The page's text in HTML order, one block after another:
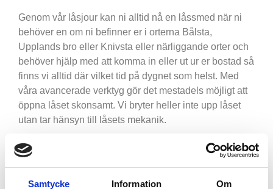
Samtycke Information Om
Genom vår låsjour kan ni alltid nå en låssmed när ni
behöver en om ni befinner er i orterna Bålsta,
Upplands bro eller Knivsta eller närliggande orter och
behöver hjälp med att komma in eller ut ur er bostad så
finns vi alltid där vilket tid på dygnet som helst. Med
våra avancerade verktyg gör det mestadels möjligt att
öppna låset skonsamt. Vi bryter heller inte upp låset
utan tar hänsyn till låsets mekanik.
Tyvärr så är det inte alltid möjligt men vi strävar alltid
att du ska kunna använda låset efter att vi har öppnat
låsbytetill ett mer avancerat låssmeds jobb. Kan ni